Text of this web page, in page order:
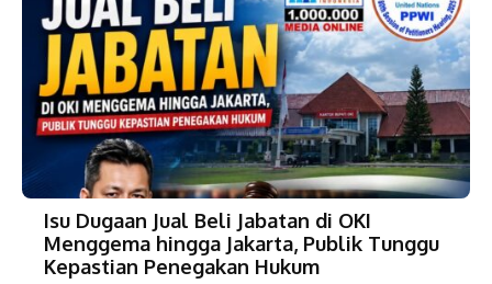
Isu Dugaan Jual Beli Jabatan di OKI
Menggema hingga Jakarta, Publik Tunggu
Kepastian Penegakan Hukum